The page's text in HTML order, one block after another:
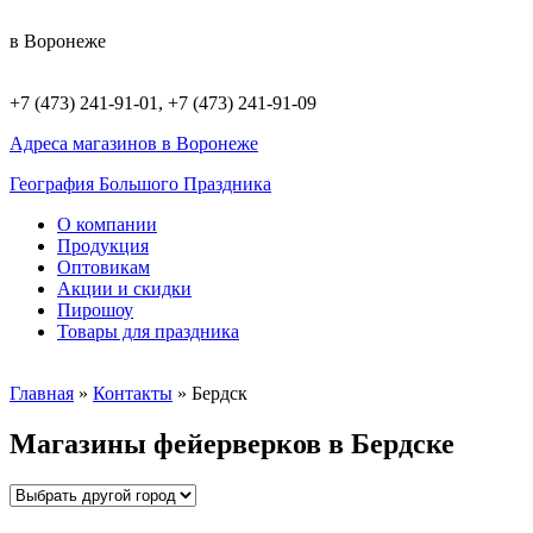
в Воронеже
+7 (473) 241-91-01, +7 (473) 241-91-09
Адреса магазинов в Воронеже
География Большого Праздника
О компании
Продукция
Оптовикам
Акции и скидки
Пирошоу
Товары для праздника
Главная » Контакты » Бердск
Магазины фейерверков в Бердске